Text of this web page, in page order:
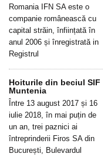
Romania IFN SA este o
companie românească cu
capital străin, înființată în
anul 2006 și înregistrată in
Registrul
Hoiturile din beciul SIF
Muntenia
Între 13 august 2017 și 16
iulie 2018, în mai puțin de
un an, trei paznici ai
întreprinderii Firos SA din
București, Bulevardul